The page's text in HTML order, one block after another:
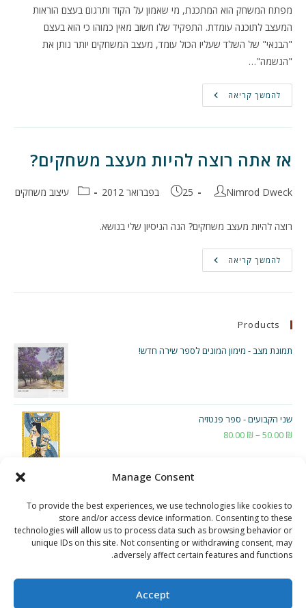
Manage Consent
To provide the best experiences, we use technologies like cookies to
store and/or access device information. Consenting to these
technologies will allow us to process data such as browsing behavior or
unique IDs on this site. Not consenting or withdrawing consent, may
adversely affect certain features and functions.
Accept
מפתח המשחק הוא המתכנת, מי שאמון על הקוד ותרגום בעצם הוראות
המעצב לתוכנה עומדת. התפקיד שלו חשוב מאין כמוהו כי הוא בעצם
"הבנאי" של השלד שעליו הכול עומד, מעצב המשחקים יותר נותן את
"הנשמה"…
להמשך קריאה מפתחים
ממאדים
של
אז אתה רוצה להיות מעצב משחקים?
מחבר:
Nimrod Dweck פורסם:
25 בפברואר 2012 קטגוריה:עיצוב משחקים
רוצה להיות מעצב משחקים? הנה הניסיון שלי בנושא.
להמשך קריאה
אתה
Products
תמונת מצב - מימון המונים לספר שירה חדש!
שני הקבועים - ספר פנטזיה
50.00 ₪
–
80.00 ₪